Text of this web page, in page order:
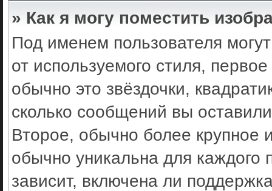
» Как я могу поместить
Под именем пользователя
от используемого стиля,
обычно это звёздочки,
сколько сообщений вы
Второе, обычно более крупное
обычно уникальна для каждого
зависит, включена ли